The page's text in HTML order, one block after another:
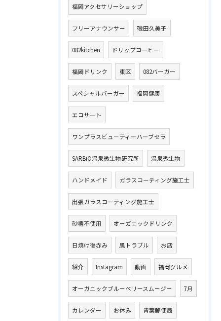
福岡アクセサリーショップ
フリーアナウンサー 磯田久美子
082kitchen ドリップコーヒー
福岡ドリンク 東区 082バーガー
スペシャルバーガー 福岡健康
エコサート
ワンプラスビューティーハーブセラ
SARBiO温泉微生物研究所 温泉微生物
ハンドメイド ガラスコーティング施工士
出張ガラスコーティング施工士
砂糖不使用 オーガニックドリンク
日焼け後赤み 肌トラブル お店
紹介 Instagram 動画 福岡グルメ
オーガニックブルーベリースムージー 7月
カレンダー お休み 青葉郵便局